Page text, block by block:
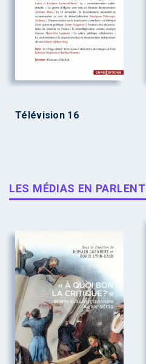
Télévision 16
LES MÉDIAS EN PARLENT